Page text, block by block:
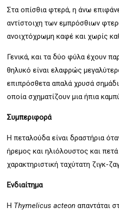
Στα οπίσθια φτερά, η άνω
αντίστοιχη των εμπρόσθιων
ανοιχτόχρωμη καφέ και χωρίς
Γενικά, και τα δύο φύλα έχουν
θηλυκό είναι ελαφρώς
επιπρόσθετα απαλά χρυσά
οποία σχηματίζουν μια ήπια
Συμπεριφορά
Η πεταλούδα είναι δραστήρια
ήρεμος και ηλιόλουστος και
χαρακτηριστική ταχύτατη ζιγκ-
Ενδιαίτημα
Η Thymelicus acteonαπαντάται